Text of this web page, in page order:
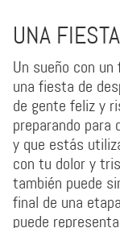
UNA
Un sueño con
una fiesta de
de gente feliz y
preparando para
y que estás
con tu dolor y
también puede
final de una
puede